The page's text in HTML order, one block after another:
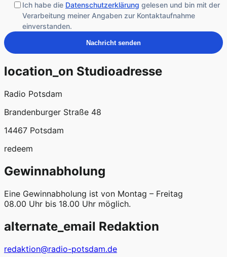
Ich habe die Datenschutzerklärung gelesen und bin mit der
Verarbeitung meiner Angaben zur Kontaktaufnahme
einverstanden.
location_on Studioadresse
Radio Potsdam
Brandenburger Straße 48
14467 Potsdam
redeem
Gewinnabholung
Eine Gewinnabholung ist von Montag – Freitag
08.00 Uhr bis 18.00 Uhr möglich.
alternate_email Redaktion
redaktion@radio-potsdam.de